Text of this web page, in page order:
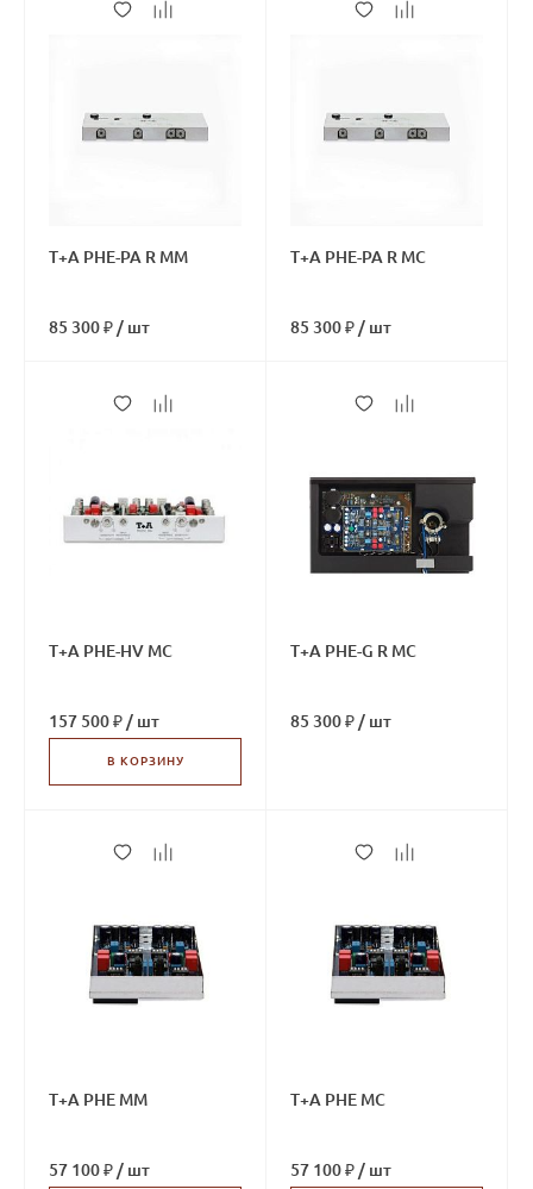
T+A PHE-PA R MM
85 300 ₽ / шт
T+A PHE-PA R MC
85 300 ₽ / шт
T+A PHE-HV MC
157 500 ₽ / шт
В КОРЗИНУ
T+A PHE-G R MC
85 300 ₽ / шт
T+A PHE MM
57 100 ₽ / шт
T+A PHE MC
57 100 ₽ / шт